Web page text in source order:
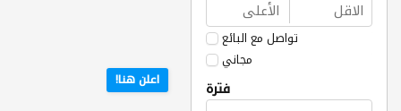
تواصل مع البائع
مجاني
فترة اعلن هنا!